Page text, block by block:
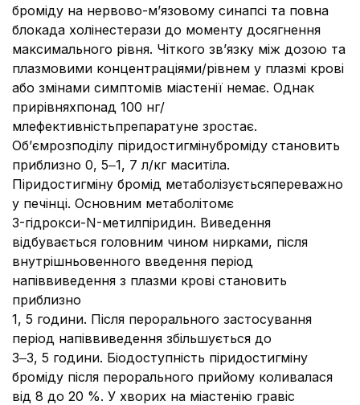
броміду на нервово-м’язовому синапсі та повна
блокада холінестерази до моменту досягнення
максимального рівня. Чіткого зв’язку між дозою та
плазмовими концентраціями/рівнем у плазмі крові
або змінами симптомів міастенії немає. Однак
прирівняхпонад 100 нг/
млефективністьпрепаратуне зростає.
Об’ємрозподілу піридостигмінуброміду становить
приблизно 0, 5‒1, 7 л/кг маситіла.
Піридостигміну бромід метаболізуєтьсяпереважно
у печінці. Основним метаболітомє
3-гідрокси-N-метилпіридин. Виведення
відбувається головним чином нирками, після
внутрішньовенного введення період
напіввиведення з плазми крові становить
приблизно
1, 5 години. Після перорального застосування
період напіввиведення збільшується до
3‒3, 5 години. Біодоступність піридостигміну
броміду після перорального прийому коливалася
від 8 до 20 %. У хворих на міастенію гравіс